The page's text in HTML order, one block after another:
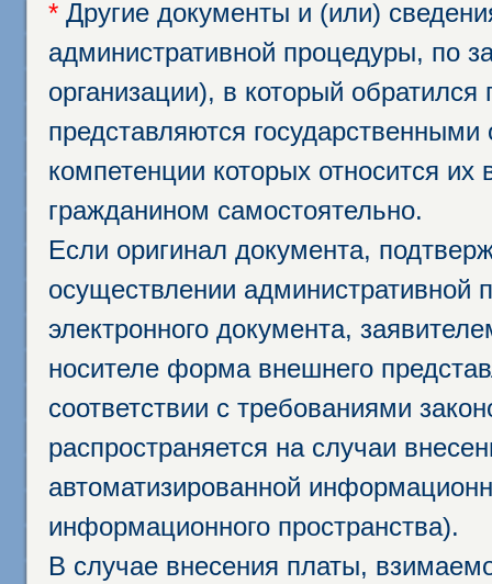
* Другие документы и (или)
административной процедуры, по
организации), в который
представляются
компетенции которых относится
гражданином самостоятельно.
Если оригинал документа,
осуществлении административной
электронного документа,
носителе форма внешнего
соответствии с требованиями
распространяется на случаи
автоматизированной
информационного пространства).
В случае внесения платы,